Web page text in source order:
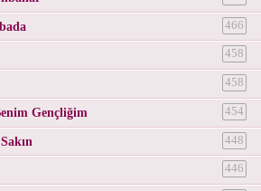
466
458
458
Gençliğim 454
448
446